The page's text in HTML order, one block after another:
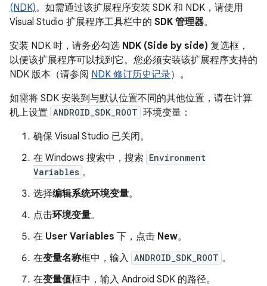
(NDK)。如需通过该扩展程序安装 SDK 和 NDK，请使用
Visual Studio 扩展程序工具栏中的 SDK 管理器。
安装 NDK 时，请务必勾选 NDK (Side by side) 复选框，
以便该扩展程序可以找到它。您必须安装该扩展程序支持的
NDK 版本（请参阅 NDK 修订历史记录）。
如需将 SDK 安装到与默认位置不同的其他位置，请在计算
机上设置 ANDROID_SDK_ROOT 环境变量：
确保 Visual Studio 已关闭。
在 Windows 搜索中，搜索 Environment
Variables 。
选择编辑系统环境变量。
点击环境变量。
在 User Variables 下，点击 New。
在变量名称框中，输入 ANDROID_SDK_ROOT 。
在变量值框中，输入 Android SDK 的路径。